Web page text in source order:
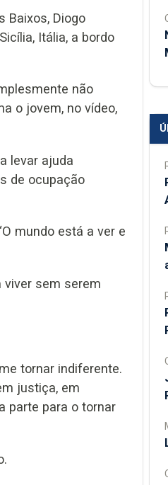
Baixos, Diogo
Itália, a bordo
não
o jovem, no vídeo,
levar ajuda
de ocupação
mundo está a ver e
viver sem serem
tornar indiferente.
justiça, em
parte para o tornar